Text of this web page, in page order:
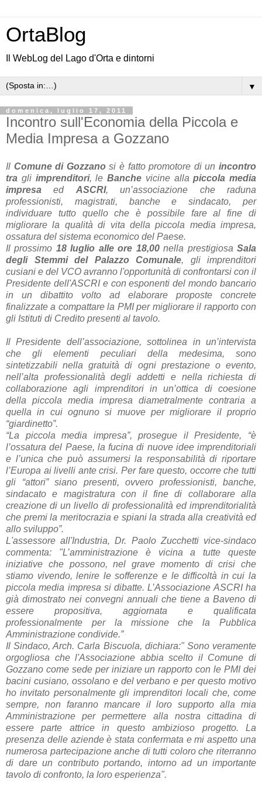
OrtaBlog
Il WebLog del Lago d'Orta e dintorni
▼
domenica, luglio 17, 2011
Incontro sull'Economia della Piccola e
Media Impresa a Gozzano
Il Comune di Gozzanosi è fatto promotore di unincontro
tra gli imprenditori, le Banche vicine allapiccola media
impresa ed ASCRI, un’associazione che raduna
professionisti, magistrati, banche e sindacato, per
individuare tutto quello che è possibile fare al fine di
migliorare la qualità di vita della piccola media impresa,
ossatura del sistema economico del Paese.
Il prossimo 18 luglio alle ore 18,00nella prestigiosaSala
degli Stemmi
del Palazzo Comunale, gli imprenditori
cusiani e del VCO avranno l'opportunità di confrontarsi con il
Presidente dell'ASCRI e con esponenti del mondo bancario
in un dibattito volto ad elaborare proposte concrete
finalizzate a compattare la PMI per migliorare il rapporto con
gli Istituti di Credito presenti al tavolo.
Il Presidente dell’associazione, sottolinea in un’intervista
che gli elementi peculiari della medesima, sono
sintetizzabili nella gratuità di ogni prestazione o evento,
nell’alta professionalità degli addetti e nella richiesta di
collaborazione agli imprenditori in un’ottica di coesione
della piccola media impresa diametralmente contraria a
quella in cui ognuno si muove per migliorare il proprio
“giardinetto”.
“La piccola media impresa”, prosegue il Presidente, “è
l’ossatura del Paese, la fucina di nuove idee imprenditoriali
e l’unica che può assumersi la responsabilità di riportare
l’Europa ai livelli ante crisi. Per fare questo, occorre che tutti
gli “attori” siano presenti, ovvero professionisti, banche,
sindacato e magistratura con il fine di collaborare alla
creazione di un livello di professionalità ed imprenditorialità
che premi la meritocrazia e spiani la strada alla creatività ed
allo sviluppo”.
L'assessore all'Industria, Dr. Paolo Zucchetti vice-sindaco
commenta: "L’amministrazione è vicina a tutte queste
iniziative che possono, nel grave momento di crisi che
stiamo vivendo, lenire le sofferenze e le difficoltà in cui la
piccola media impresa si dibatte. L’Associazione ASCRI ha
già dimostrato nei convegni annuali che tiene a Baveno di
essere propositiva, aggiornata e qualificata
professionalmente per la missione che la Pubblica
Amministrazione condivide.”
Il Sindaco, Arch. Carla Biscuola, dichiara:" Sono veramente
orgogliosa che l'Associazione abbia scelto il Comune di
Gozzano come sede per iniziare un rapporto con le PMI dei
bacini cusiano, ossolano e del verbano e per questo motivo
ho invitato personalmente gli imprenditori locali che, come
sempre, non faranno mancare il loro supporto alla mia
Amministrazione per permettere alla nostra cittadina di
essere parte attrice in questo ambizioso progetto. La
presenza delle aziende è stata confermata e mi aspetto una
numerosa partecipazione anche di tutti coloro che riterranno
di dare un contributo portando, intorno ad un importante
tavolo di confronto, la loro esperienza".